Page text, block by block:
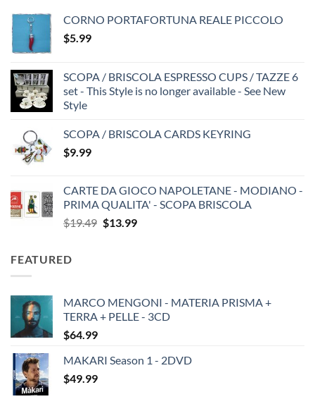
CORNO PORTAFORTUNA REALE PICCOLO
$5.99
SCOPA / BRISCOLA ESPRESSO CUPS / TAZZE 6
set - This Style is no longer available - See New
Style
SCOPA / BRISCOLA CARDS KEYRING
$9.99
CARTE DA GIOCO NAPOLETANE - MODIANO -
PRIMA QUALITA' - SCOPA BRISCOLA
$19.49 Original
$13.99Current
FEATURED
MARCO MENGONI - MATERIA PRISMA +
TERRA + PELLE - 3CD
$64.99
MAKARI Season 1 - 2DVD
$49.99